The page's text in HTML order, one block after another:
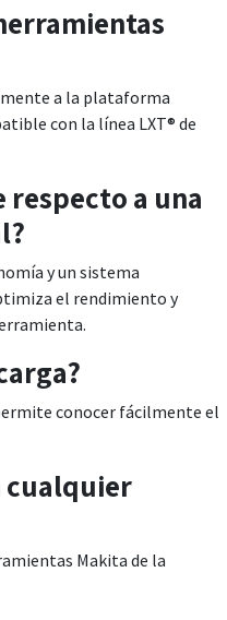
a la plataforma
con la línea LXT® de
respecto a una
y un sistema
el rendimiento y
conocer fácilmente el
cualquier
Makita de la